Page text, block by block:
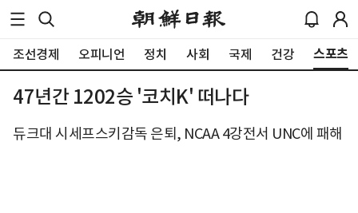
조선경제 오피니언 정치 사회 국제 건강 스포츠
47년간 1202승 '코치K' 떠나다
듀크대 시세프스키감독 은퇴, NCAA 4강전서 UNC에 패해